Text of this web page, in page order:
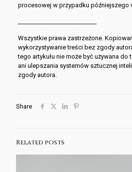
procesowej w przypadku późniejszego
Wszystkie prawa zastrzeżone.
wykorzystywanie treści bez zgody
tego artykułu nie może być używana do
ani ulepszania systemów sztucznej
zgody autora.
Share
Related posts